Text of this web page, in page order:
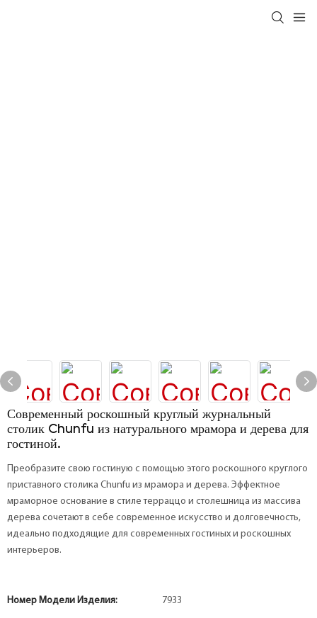
Современный роскошный круглый журнальный
столик Chunfu из натурального мрамора и дерева для
гостиной.
Преобразите свою гостиную с помощью этого роскошного круглого
приставного столика Chunfu из мрамора и дерева. Эффектное
мраморное основание в стиле терраццо и столешница из массива
дерева сочетают в себе современное искусство и долговечность,
идеально подходящие для современных гостиных и роскошных
интерьеров.
Номер Модели Изделия: 7933